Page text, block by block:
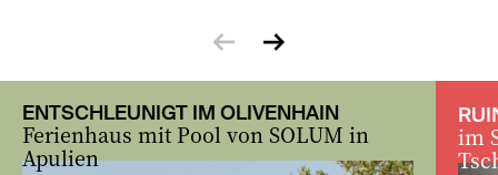
zurück
vor
ENTSCHLEUNIGT IM OLIVENHAIN
Ferienhaus mit Pool von SOLUM in
Apulien
im